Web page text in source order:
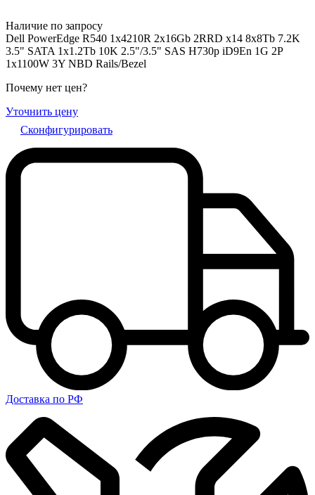
Наличие по запросу
Dell PowerEdge R540 1x4210R 2x16Gb 2RRD x14 8x8Tb 7.2K
3.5" SATA 1x1.2Tb 10K 2.5"/3.5" SAS H730p iD9En 1G 2P
1x1100W 3Y NBD Rails/Bezel
Почему нет цен?
Уточнить цену
Сконфигурировать
Доставка по РФ